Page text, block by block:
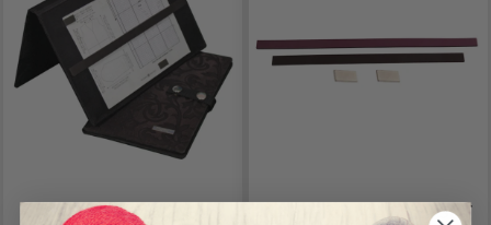
KNITPRO MAGMA
KNITPRO MAGNETSET